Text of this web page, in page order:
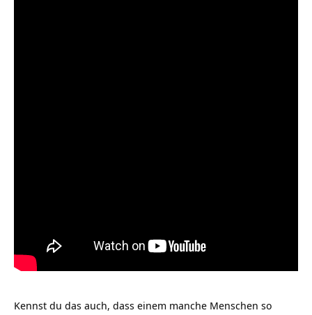
Kennst du das auch, dass einem manche Menschen so